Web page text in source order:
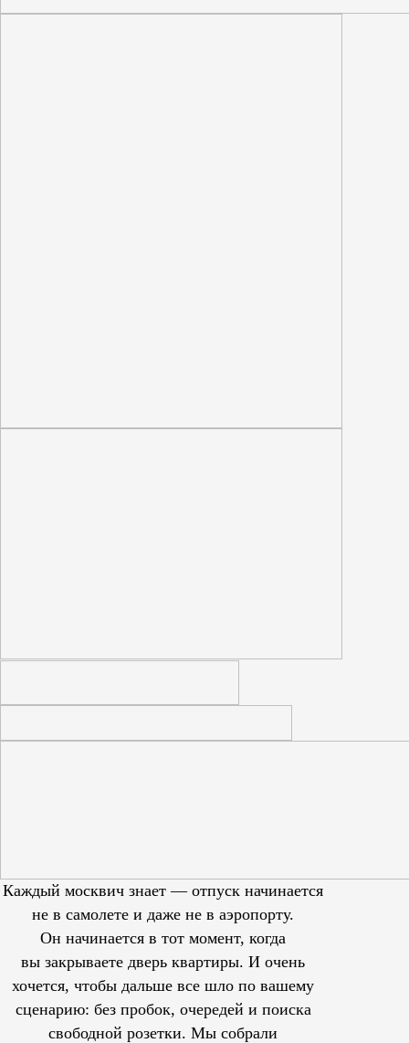
Каждый москвич знает — отпуск начинается
не в самолете и даже не в аэропорту.
Он начинается в тот момент, когда
вы закрываете дверь квартиры. И очень
хочется, чтобы дальше все шло по вашему
сценарию: без пробок, очередей и поиска
свободной розетки. Мы собрали